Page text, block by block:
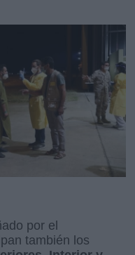
por el
también los